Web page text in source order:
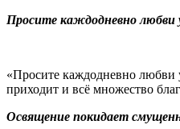
Просите каждодневно любви
«Просите каждодневно любви
приходит и всё множество
Освящение покидает